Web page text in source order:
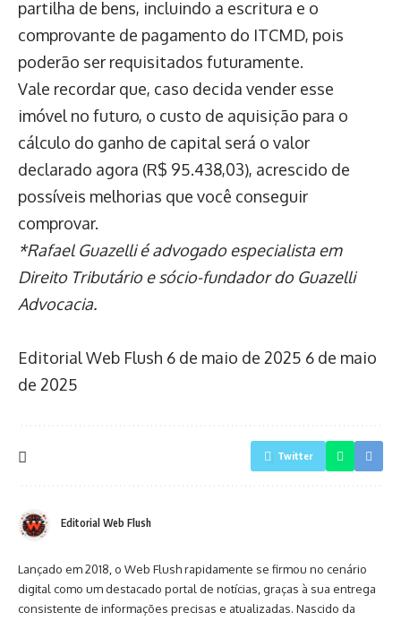
partilha de bens, incluindo a escritura e o
comprovante de pagamento do ITCMD, pois
poderão ser requisitados futuramente.
Vale recordar que, caso decida vender esse
imóvel no futuro, o custo de aquisição para o
cálculo do ganho de capital será o valor
declarado agora (R$ 95.438,03), acrescido de
possíveis melhorias que você conseguir
comprovar.
*Rafael Guazelli é advogado especialista em
Direito Tributário e sócio-fundador do Guazelli
Advocacia.
Editorial Web Flush 6 de maio de 2025 6 de maio
de 2025
Twitter
Editorial Web Flush
Lançado em 2018, o Web Flush rapidamente se firmou no cenário
digital como um destacado portal de notícias, graças à sua entrega
consistente de informações precisas e atualizadas. Nascido da